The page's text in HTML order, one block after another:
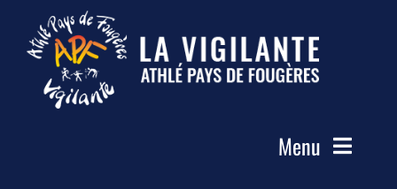
Passer
contenu
Menu